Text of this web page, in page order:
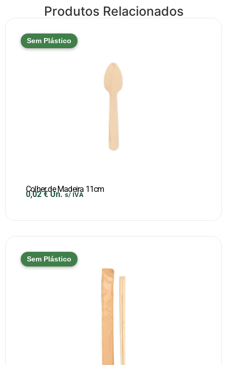
Produtos Relacionados
Sem Plástico
Colher de Madeira 11cm
0,02€ Un. s/ IVA
Sem Plástico